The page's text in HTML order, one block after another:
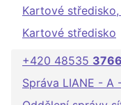
Kartové
Kartové středisko
+420 48535 3766
Správa LIANE - A